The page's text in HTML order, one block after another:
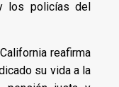
los policías del
reafirma
su vida a la